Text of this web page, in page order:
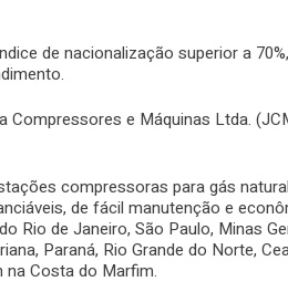
de nacionalização superior a
Compressores e Máquinas Ltda.
compressoras para gás
de fácil manutenção e
Rio de Janeiro, São Paulo, Minas
Paraná, Rio Grande do Norte,
na Costa do Marfim.